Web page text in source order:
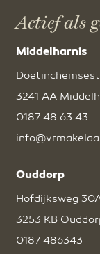
Actief als
Middelharnis
3241 AA
0187 48 63 43
Ouddorp
Hofdijksweg
3253 KB
0187 486343